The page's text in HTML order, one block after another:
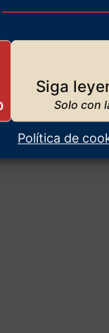
Siga
Política de